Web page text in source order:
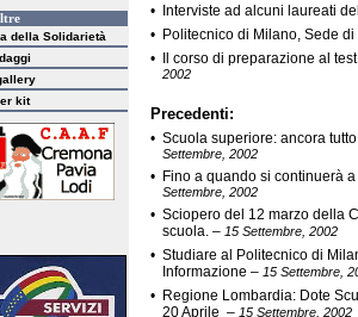
della Solidarietà
kit
•
Interviste ad alcuni laureati
• Politecnico di Milano, Sede
•
Il corso di preparazione al
2002
Precedenti:
• Scuola superiore: ancora
Settembre, 2002
• Fino a quando si continuerà
Settembre, 2002
• Sciopero del 12 marzo della
scuola. – 15 Settembre, 2002
• Studiare al Politecnico di
Informazione – 15 Settembre,
• Regione Lombardia: Dote
20 Aprile – 15 Settembre, 2002